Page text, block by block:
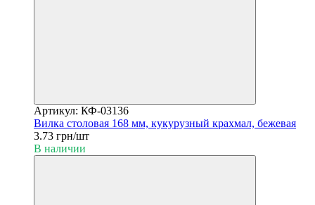
Артикул: КФ-03136
Вилка столовая 168 мм, кукурузный крахмал, бежевая
3.73 грн/шт
В наличии